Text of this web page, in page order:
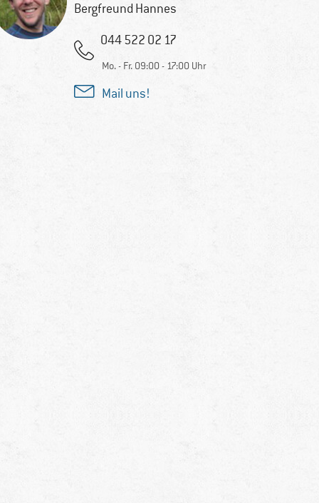
Bergfreund Hannes
044 522 02 17
Mo. - Fr. 09:00 - 17:00 Uhr
Mail uns!